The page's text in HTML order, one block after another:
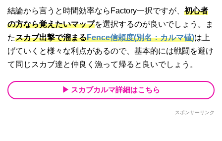
結論から言うと時間効率ならFactory一択ですが、 初心者
の方なら覚えたいマップを選択するのが良いでしょう。ま
たスカブ出撃で溜まるFence信頼度(別名：カルマ値)は上
げていくと様々な利点があるので、基本的には戦闘を避け
て同じスカブ達と仲良く漁って帰ると良いでしょう。
スカブカルマ詳細はこちら
スポンサーリンク